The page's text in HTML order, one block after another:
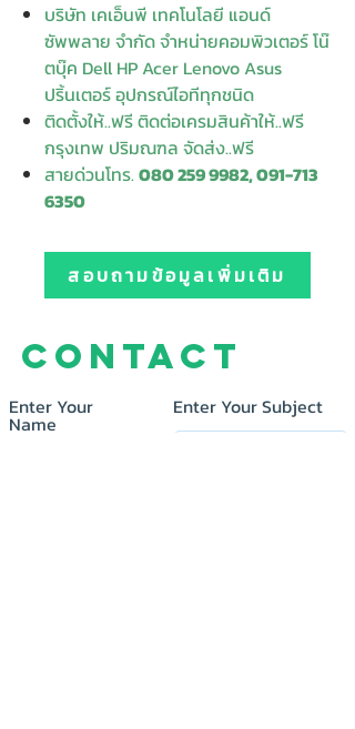
บริษัท เคเอ็นพี เทคโนโลยี แอนด์
ซัพพลาย จำกัด จำหน่ายคอมพิวเตอร์ โน๊
ตบุ๊ค Dell HP Acer Lenovo Asus
ปริ้นเตอร์ อุปกรณ์ไอทีทุกชนิด
ติดตั้งให้..ฟรี ติดต่อเครมสินค้าให้..ฟรี
กรุงเทพ ปริมณฑล จัดส่ง..ฟรี
สายด่วนโทร.080 259 9982, 091-713
6350
สอบถามข้อมูลเพิ่มเติม
Contact
Enter Your
Name
Enter Your Subject